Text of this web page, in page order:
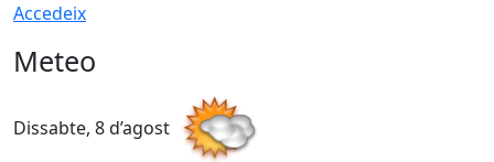
Accedeix
Meteo
Dissabte, 8 d’agost